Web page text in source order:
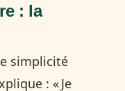
: la
simplicité
: « Je